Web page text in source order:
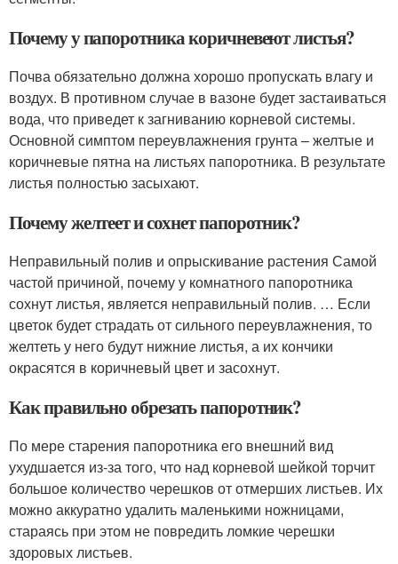
Почему у папоротника коричневеют листья?
Почва обязательно должна хорошо пропускать влагу и
воздух. В противном случае в вазоне будет застаиваться
вода, что приведет к загниванию корневой системы.
Основной симптом переувлажнения грунта – желтые и
коричневые пятна на листьях папоротника. В результате
листья полностью засыхают.
Почему желтеет и сохнет папоротник?
Неправильный полив и опрыскивание растения Самой
частой причиной, почему у комнатного папоротника
сохнут листья, является неправильный полив. … Если
цветок будет страдать от сильного переувлажнения, то
желтеть у него будут нижние листья, а их кончики
окрасятся в коричневый цвет и засохнут.
Как правильно обрезать папоротник?
По мере старения папоротника его внешний вид
ухудшается из-за того, что над корневой шейкой торчит
большое количество черешков от отмерших листьев. Их
можно аккуратно удалить маленькими ножницами,
стараясь при этом не повредить ломкие черешки
здоровых листьев.